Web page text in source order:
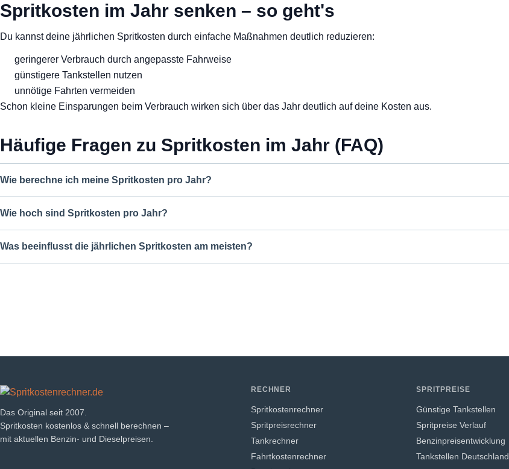
Spritkosten im Jahr senken – so geht's
Du kannst deine jährlichen Spritkosten durch einfache Maßnahmen deutlich reduzieren:
geringerer Verbrauch durch angepasste Fahrweise
günstigere Tankstellen nutzen
unnötige Fahrten vermeiden
Schon kleine Einsparungen beim Verbrauch wirken sich über das Jahr deutlich auf deine Kosten aus.
Häufige Fragen zu Spritkosten im Jahr (FAQ)
Wie berechne ich meine Spritkosten pro Jahr?
Wie hoch sind Spritkosten pro Jahr?
Was beeinflusst die jährlichen Spritkosten am meisten?
Das Original seit 2007.
Spritkosten kostenlos & schnell berechnen –
mit aktuellen Benzin- und Dieselpreisen.
RECHNER
Spritkostenrechner
Spritpreisrechner
Tankrechner
Fahrtkostenrechner
SPRITPREISE
Günstige Tankstellen
Spritpreise Verlauf
Benzinpreisentwicklung
Tankstellen Deutschland